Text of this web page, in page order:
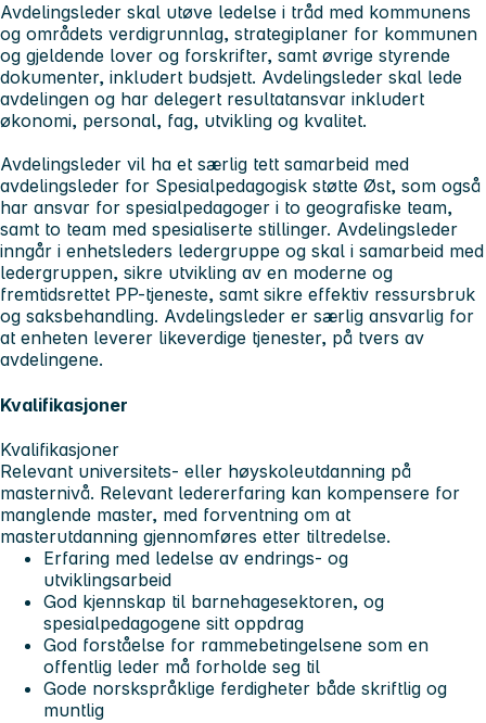
Avdelingsleder skal utøve ledelse i tråd med kommunens
og områdets verdigrunnlag, strategiplaner for kommunen
og gjeldende lover og forskrifter, samt øvrige styrende
dokumenter, inkludert budsjett. Avdelingsleder skal lede
avdelingen og har delegert resultatansvar inkludert
økonomi, personal, fag, utvikling og kvalitet.
Avdelingsleder vil ha et særlig tett samarbeid med
avdelingsleder for Spesialpedagogisk støtte Øst, som også
har ansvar for spesialpedagoger i to geografiske team,
samt to team med spesialiserte stillinger. Avdelingsleder
inngår i enhetsleders ledergruppe og skal i samarbeid med
ledergruppen, sikre utvikling av en moderne og
fremtidsrettet PP-tjeneste, samt sikre effektiv ressursbruk
og saksbehandling. Avdelingsleder er særlig ansvarlig for
at enheten leverer likeverdige tjenester, på tvers av
avdelingene.
Kvalifikasjoner
Kvalifikasjoner
Relevant universitets- eller høyskoleutdanning på
masternivå. Relevant ledererfaring kan kompensere for
manglende master, med forventning om at
masterutdanning gjennomføres etter tiltredelse.
Erfaring med ledelse av endrings- og
utviklingsarbeid
God kjennskap til barnehagesektoren, og
spesialpedagogene sitt oppdrag
God forståelse for rammebetingelsene som en
offentlig leder må forholde seg til
Gode norskspråklige ferdigheter både skriftlig og
muntlig